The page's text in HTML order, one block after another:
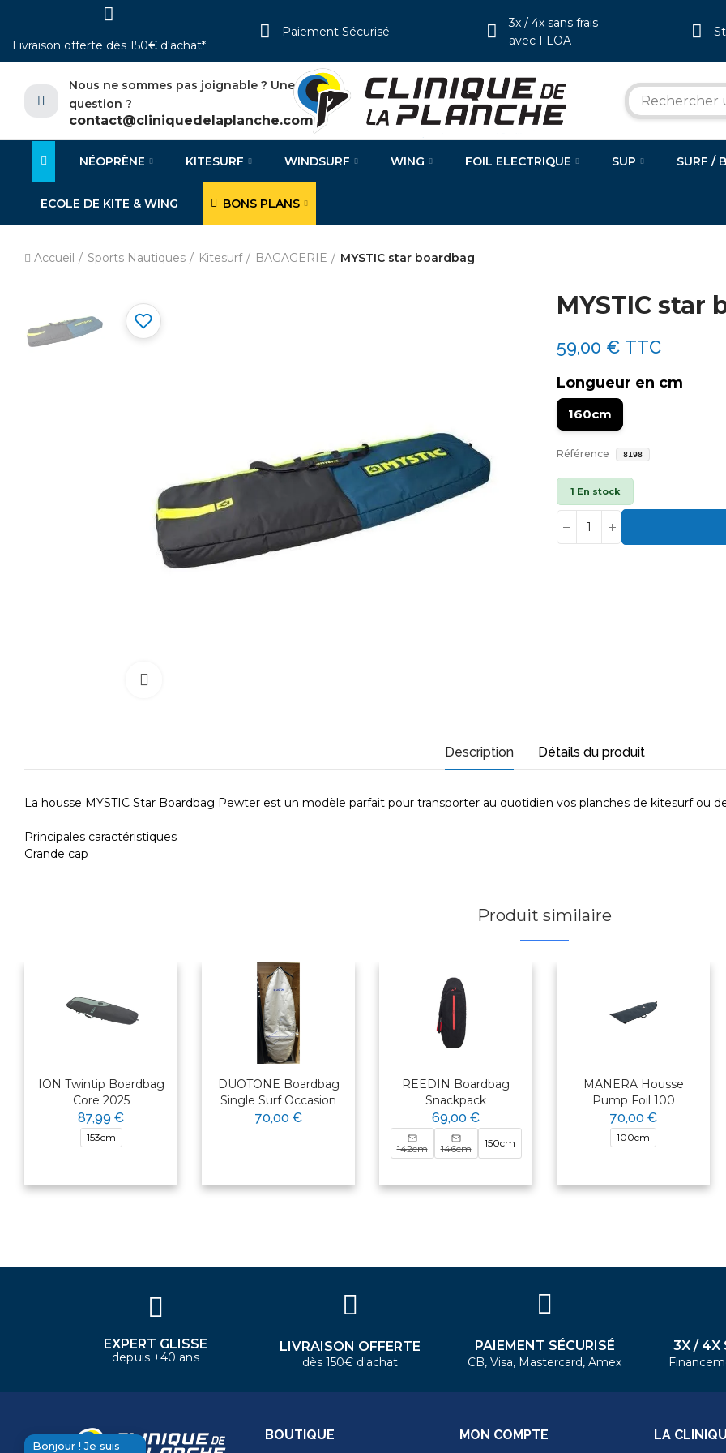
Livraison offerte dès 150€ d'achat*
Paiement Sécurisé
3x / 4x sans frais
avec FLOA
Nous ne sommes pas joignable ? Une
question ?
contact@cliniquedelaplanche.com
NÉOPRÈNE KITESURF WINDSURF WING FOIL ELECTRIQUE SUP SURF /
ECOLE DE KITE & WING BONS PLANS
Accueil Sports Nautiques Kitesurf BAGAGERIE MYSTIC star boardbag
MYSTIC star
59,00 € TTC
Longueur en cm
160cm
Référence 8198
1 En stock
Description Détails du produit
La housse MYSTIC Star Boardbag Pewter est un modèle parfait pour transporter au quotidien vos planches de kitesurf ou
Principales caractéristiques
Grande cap
Produit similaire
ION Twintip Boardbag
Core 2025
87,99 €
153cm
DUOTONE Boardbag
Single Surf Occasion
70,00 €
REEDIN Boardbag
Snackpack
69,00 €
142cm 146cm 150cm
MANERA Housse
Pump Foil 100
70,00 €
100cm
Bonjour ! Je suis votre expert
Bonjour ! Je suis
EXPERT GLISSE
depuis +40 ans
LIVRAISON OFFERTE
dès 150€ d'achat
PAIEMENT SÉCURISÉ
CB, Visa, Mastercard, Amex
3X / 4X
BOUTIQUE MON COMPTE LA